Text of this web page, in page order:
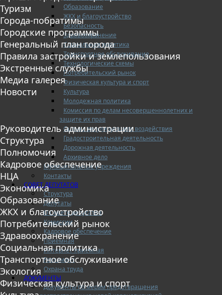
Образование
ЖКХ и благоустройство
Безопасность
Здравоохранение
Социальная политика
Транспортное обслуживание
Технологические схемы
Потребительский рынок
Физическая культура и спорт
Культура
Молодежная политика
Комиссия по делам несовершеннолетних и
защите их прав
Оценка регулирующего воздействия
Градостроительная деятельность
Дорожная деятельность
Архивное дело
Муниципальные учреждения
Контакты
СОВЕТ ДЕПУТАТОВ
Структура
Депутаты
О Совете депутатов
Комиссии
Кадровое обеспечение
Приемная
Интернет-приемная
Регламент
Охрана труда
ДОКУМЕНТЫ
Документы по мерам предотвращения
Туризм
Города-побратимы
Городские программы
Генеральный план города
Правила застройки и землепользования
Экстренные службы
Медиа галерея
Новости
Руководитель администрации
Структура
Полномочия
Кадровое обеспечение
НЦА
Экономика
Образование
ЖКХ и благоустройство
Потребительский рынок
Здравоохранение
Социальная политика
Транспортное обслуживание
Экология
Физическая культура и спорт